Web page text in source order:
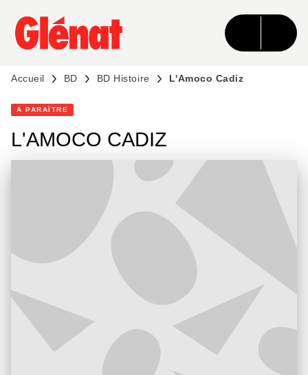
MENU RECHERCHE CONTENU
PIED DE PAGE
Accueil BD BD Histoire L'Amoco Cadiz
À PARAÎTRE
L'AMOCO CADIZ